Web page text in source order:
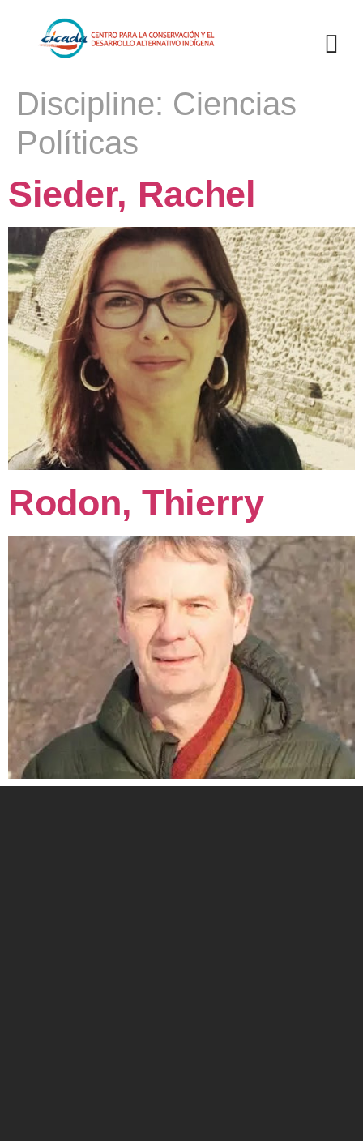
Discipline: Ciencias
Políticas
Sieder, Rachel
Rodon, Thierry